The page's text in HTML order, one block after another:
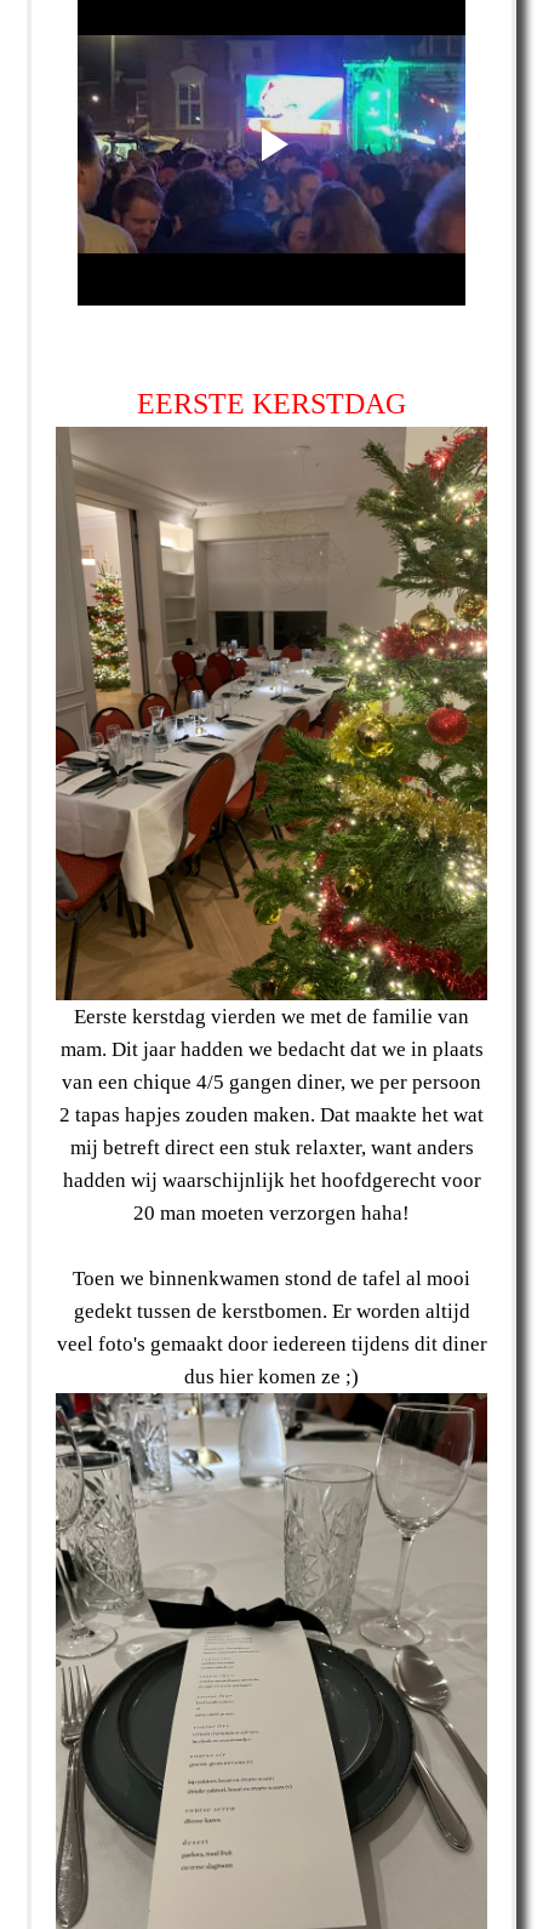
EERSTE KERSTDAG
Eerste kerstdag vierden we met de familie van
mam. Dit jaar hadden we bedacht dat we in plaats
van een chique 4/5 gangen diner, we per persoon
2 tapas hapjes zouden maken. Dat maakte het wat
mij betreft direct een stuk relaxter, want anders
hadden wij waarschijnlijk het hoofdgerecht voor
20 man moeten verzorgen haha!
Toen we binnenkwamen stond de tafel al mooi
gedekt tussen de kerstbomen. Er worden altijd
veel foto's gemaakt door iedereen tijdens dit diner
dus hier komen ze ;)